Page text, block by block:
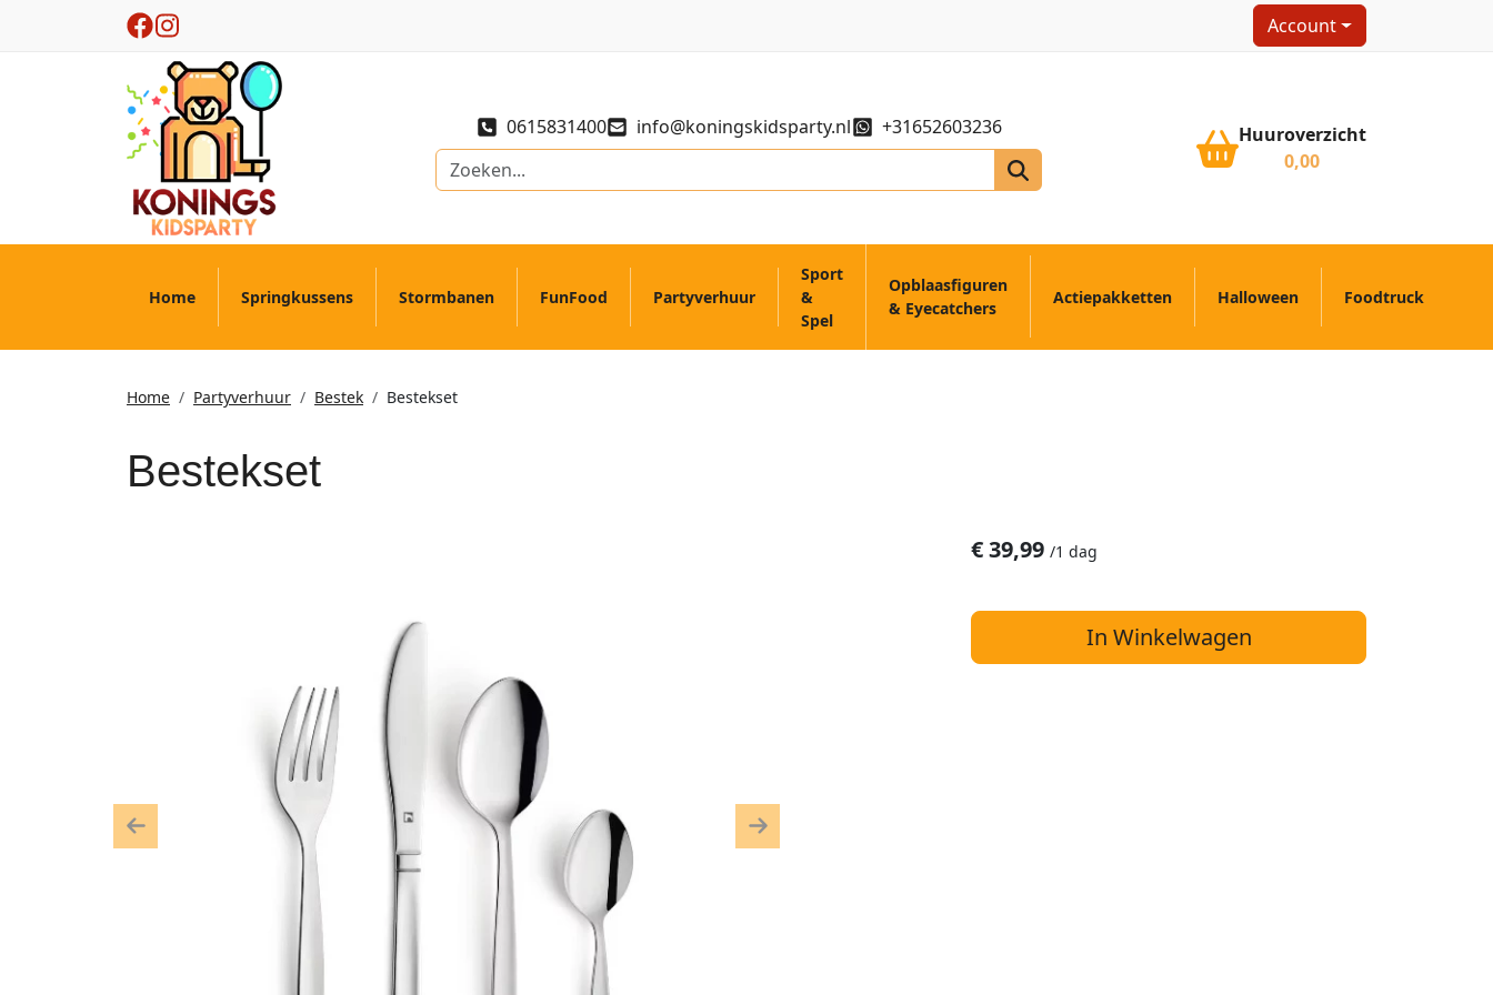
Account
0615831400 info@koningskidsparty.nl +31652603236
Huuroverzicht
0,00
Home Springkussens Stormbanen FunFood Partyverhuur
Sport
&
Spel
Opblaasfiguren
& Eyecatchers
Actiepakketten Halloween Foodtruck
Home Partyverhuur Bestek Bestekset
Bestekset
€39,99 /1 dag
In Winkelwagen
Previous Next